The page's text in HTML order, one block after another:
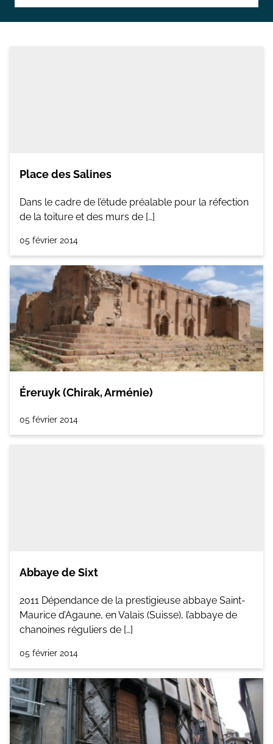
Topographie et Photogrammétrie
Études archéobotaniques
Études archéozoologiques
Place des Salines
Dans le cadre de l’étude préalable pour la réfection
de la toiture et des murs de […]
05 février 2014
Éreruyk (Chirak, Arménie)
05 février 2014
Abbaye de Sixt
2011 Dépendance de la prestigieuse abbaye Saint-
Maurice d’Agaune, en Valais (Suisse), l’abbaye de
chanoines réguliers de […]
05 février 2014